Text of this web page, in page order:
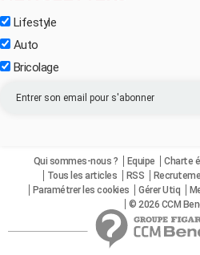
Lifestyle
Auto
Bricolage
Qui sommes-nous ? Equipe Charte
Tous les articles
RSS
Paramétrer les cookies
Gérer Utiq
© 2026 CCM